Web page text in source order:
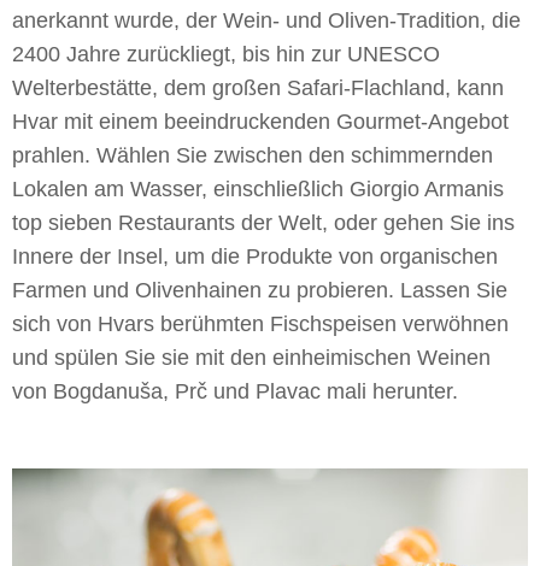
anerkannt wurde, der Wein- und Oliven-Tradition, die
2400 Jahre zurückliegt, bis hin zur UNESCO
Welterbestätte, dem großen Safari-Flachland, kann
Hvar mit einem beeindruckenden Gourmet-Angebot
prahlen. Wählen Sie zwischen den schimmernden
Lokalen am Wasser, einschließlich Giorgio Armanis
top sieben Restaurants der Welt, oder gehen Sie ins
Innere der Insel, um die Produkte von organischen
Farmen und Olivenhainen zu probieren. Lassen Sie
sich von Hvars berühmten Fischspeisen verwöhnen
und spülen Sie sie mit den einheimischen Weinen
von Bogdanuša, Prč und Plavac mali herunter.